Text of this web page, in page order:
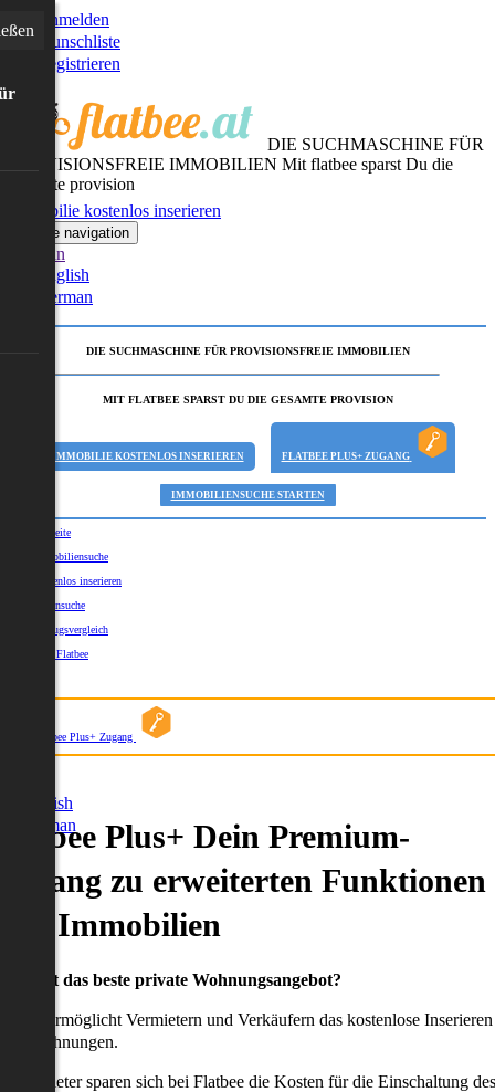
Anmelden
Wunschliste
Registrieren
DIE SUCHMASCHINE FÜR
PROVISIONSFREIE IMMOBILIEN Mit flatbee sparst Du die
gesamte provision
Immobilie kostenlos inserieren
Toggle navigation
German
English
German
DIE SUCHMASCHINE FÜR PROVISIONSFREIE IMMOBILIEN
MIT FLATBEE SPARST DU DIE GESAMTE PROVISION
IMMOBILIE KOSTENLOS INSERIEREN FLATBEE PLUS+ ZUGANG
IMMOBILIENSUCHE STARTEN
Startseite
Immobiliensuche
Kostenlos inserieren
Kartensuche
Umzugsvergleich
Über Flatbee
Flatbee Plus+ Zugang
English
German
Plus+ Dein Premium-
zu erweiterten Funktionen
Immobilien
willst das beste private Wohnungsangebot?
ermöglicht Vermietern und Verkäufern das kostenlose Inserieren
Wohnungen.
Anbieter sparen sich bei Flatbee die Kosten für die Einschaltung des